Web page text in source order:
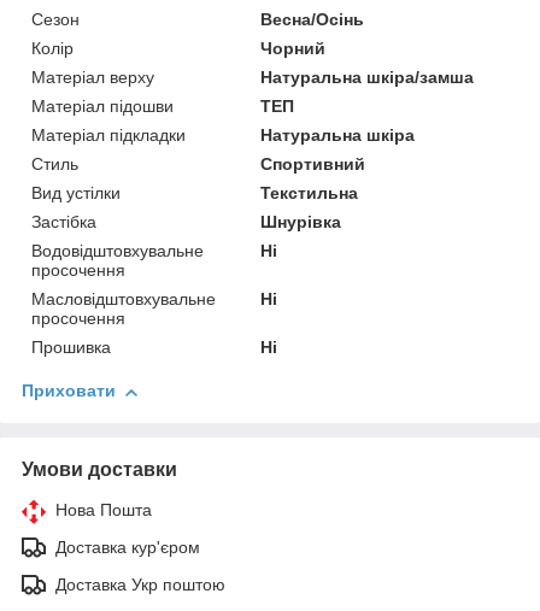
Сезон
Весна/Осінь
Колір
Чорний
Матеріал верху
Натуральна шкіра/замша
Матеріал підошви
ТЕП
Матеріал підкладки
Натуральна шкіра
Стиль
Спортивний
Вид устілки
Текстильна
Застібка
Шнурівка
Водовідштовхувальне
просочення
Ні
Масловідштовхувальне
просочення
Ні
Прошивка Ні
Приховати
Умови доставки
Нова Пошта
Доставка кур'єром
Доставка Укр поштою